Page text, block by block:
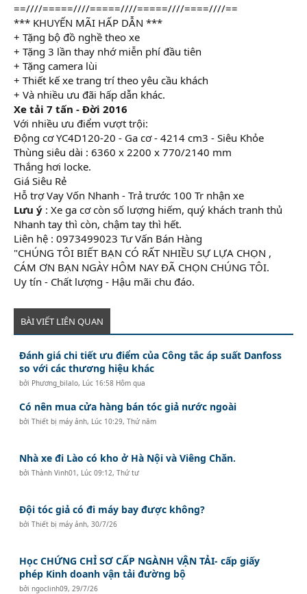
==////=====////=====////=====////====////==
*** KHUYẾN MÃI HẤP DẪN ***
+ Tặng bộ đồ nghề theo xe
+ Tặng 3 lần thay nhớ miễn phí đầu tiên
+ Tặng camera lùi
+ Thiết kế xe trang trí theo yêu cầu khách
+ Và nhiều ưu đãi hấp dẫn khác.
Xe tải 7 tấn - Đời 2016
Với nhiều ưu điểm vượt trội:
Động cơ YC4D120-20 - Ga cơ - 4214 cm3 - Siêu Khỏe
Thùng siêu dài : 6360 x 2200 x 770/2140 mm
Thắng hơi locke.
Giá Siêu Rẻ
Hỗ trợ Vay Vốn Nhanh - Trả trước 100 Tr nhận xe
Lưu ý : Xe ga cơ còn số lượng hiếm, quý khách tranh thủ
Nhanh tay thì còn, chậm tay thì hết.
Liên hệ : 0973499023 Tư Vấn Bán Hàng
"CHÚNG TÔI BIẾT BẠN CÓ RẤT NHIỀU SỰ LỰA CHỌN ,
CÁM ƠN BẠN NGÀY HÔM NAY ĐÃ CHỌN CHÚNG TÔI.
Uy tín - Chất lượng - Hậu mãi chu đáo.
BÀI VIẾT LIÊN QUAN
Đánh giá chi tiết ưu điểm của Công tắc áp suất Danfoss
so với các thương hiệu khác
bởi Phương_bilalo, Lúc 16:58 Hôm qua
Có nên mua cửa hàng bán tóc giả nước ngoài
bởiThiết bị máy ảnh, Lúc 10:29, Thứ năm
Nhà xe đi Lào có kho ở Hà Nội và Viêng Chăn.
bởiThành Vinh01 , Lúc 09:12, Thứ tư
Đội tóc giả có đi máy bay được không?
bởiThiết bị máy ảnh,30/7/26
Học CHỨNG CHỈ SƠ CẤP NGÀNH VẬN TẢI- cấp giấy
phép Kinh doanh vận tải đường bộ
bởingoclinh09, 29/7/26